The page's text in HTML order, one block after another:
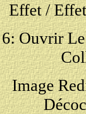
Effet / Effet
6: Ouvrir
Image